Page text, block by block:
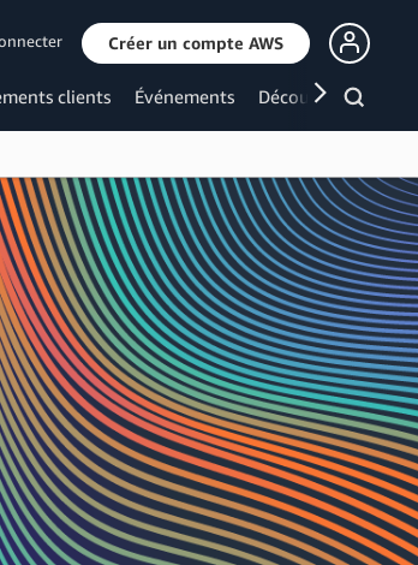
Créer un compte AWS
clients Événements Découvrir